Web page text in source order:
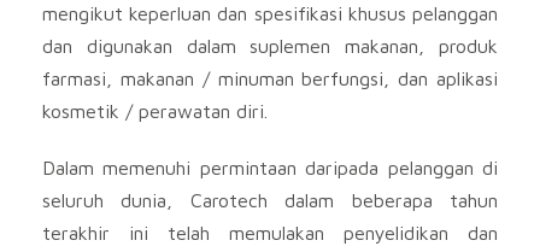
mengikut keperluan dan spesifikasi khusus pelanggan
dan digunakan dalam suplemen makanan, produk
farmasi, makanan / minuman berfungsi, dan aplikasi
kosmetik / perawatan diri.
Dalam memenuhi permintaan daripada pelanggan di
seluruh dunia, Carotech dalam beberapa tahun
terakhir ini telah memulakan penyelidikan dan